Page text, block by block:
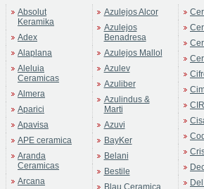
Absolut
Keramika
Adex
Alaplana
Aleluia
Ceramicas
Almera
Aparici
Apavisa
APE ceramica
Aranda
Ceramicas
Arcana
Azulejos Alcor
Azulejos
Benadresa
Azulejos Mallol
Azulev
Azuliber
Azulindus &
Marti
Azuvi
BayKer
Belani
Bestile
Blau Ceramica